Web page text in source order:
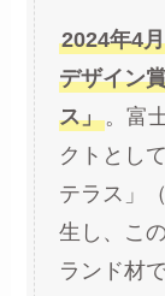
2024年4
デザイン
ス」。富
クトとし
テラス」
生し、こ
ランド材